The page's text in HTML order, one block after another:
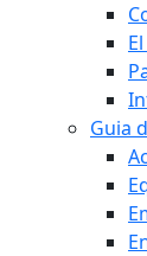
Guia